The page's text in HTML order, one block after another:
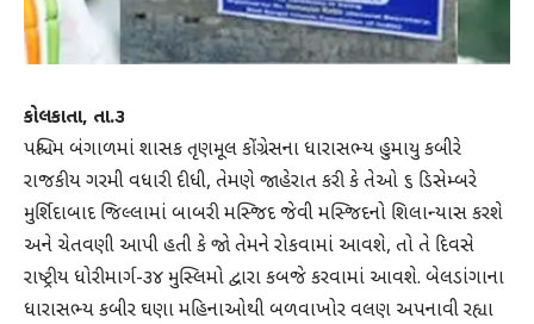
કોલકાતા, તા.૩
પશ્ચિમ બંગાળમાં શાસક તૃણમૂલ કોંગ્રેસના ધારાસભ્ય હુમાયુ કબીરે
રાજકીય ગરમી વધારી દીધી, તેમણે જાહેરાત કરી કે તેઓ ૬ ડિસેમ્બરે
મુર્શિદાબાદ જિલ્લામાં બાબરી મસ્જિદ જેવી મસ્જિદનો શિલાન્યાસ કરશે
અને ચેતવણી આપી હતી કે જાે તેમને રોકવામાં આવશે, તો તે દિવસે
રાષ્ટ્રીય ધોરીમાર્ગ-૩૪ મુસ્લિમો દ્વારા કબજે કરવામાં આવશે. બેલડાંગાના
ધારાસભ્ય કબીર ઘણા મહિનાઓથી બળવાખોર વલણ અપનાવી રહ્યા